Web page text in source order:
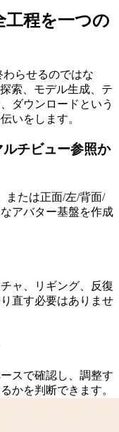
工程を一つの
らせるのではな
索、モデル生成、テ
ダウンロードという
いをします。
チビュー参照か
または正面/左/背面/
アバター基盤を作成
ャ、リギング、反復
直す必要はありませ
スで確認し、調整す
かを判断できます。